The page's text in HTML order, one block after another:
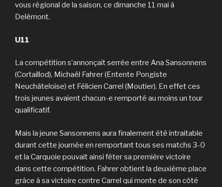
vous régional de la saison, ce dimanche 11 mai à
Delémont.
U11
La compétition s’annonçait serrée entre Ana Sansonnens
(Cortaillod), Michaël Fahrer (Entente Pongiste
Neuchâteloise) et Félicien Carrel (Moutier). En effet ces
trois jeunes avaient chacun-e remporté au moins un tour
qualificatif.
Mais la jeune Sansonnens aura finalement été intraitable
durant cette journée en remportant tous ses matchs 3-0
et la Carquoie pouvait ainsi fêter sa première victoire
dans cette compétition. Fahrer obtient la deuxième place
grâce à sa victoire contre Carrel qui monte de son côté